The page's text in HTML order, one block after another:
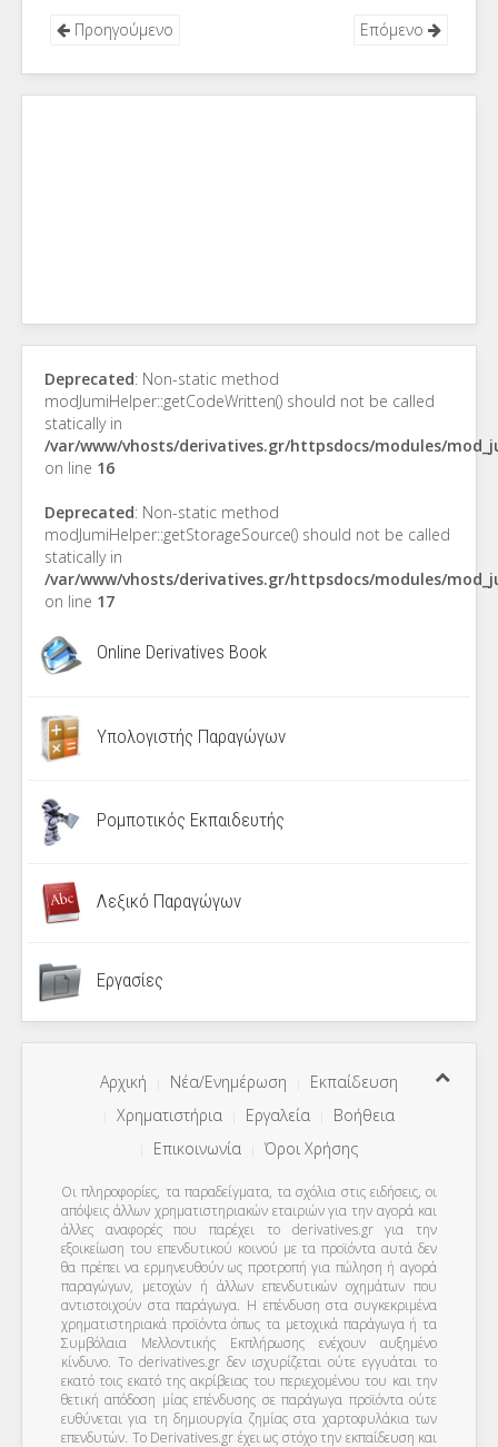
Προηγούμενο Επόμενο
Deprecated: Non-static method
modJumiHelper::getCodeWritten() should not be called
statically in
/var/www/vhosts/derivatives.gr/httpsdocs/modules/
on line 16
Deprecated: Non-static method
modJumiHelper::getStorageSource() should not be called
statically in
/var/www/vhosts/derivatives.gr/httpsdocs/modules/
on line 17
Online Derivatives Book
Υπολογιστής Παραγώγων
Ρομποτικός Εκπαιδευτής
Λεξικό Παραγώγων
Εργασίες
Αρχική Νέα/Ενημέρωση
Εκπαίδευση
Χρηματιστήρια
Εργαλεία
Βοήθεια
Επικοινωνία
Όροι Χρήσης
Οι πληροφορίες, τα παραδείγματα, τα σχόλια στις ειδήσεις, οι
απόψεις άλλων χρηματιστηριακών εταιριών για την αγορά και
άλλες αναφορές που παρέχει το derivatives.gr για την
εξοικείωση του επενδυτικού κοινού με τα προϊόντα αυτά δεν
θα πρέπει να ερμηνευθούν ως προτροπή για πώληση ή αγορά
παραγώγων, μετοχών ή άλλων επενδυτικών οχημάτων που
αντιστοιχούν στα παράγωγα. Η επένδυση στα συγκεκριμένα
χρηματιστηριακά προϊόντα όπως τα μετοχικά παράγωγα ή τα
Συμβόλαια Μελλοντικής Εκπλήρωσης ενέχουν αυξημένο
κίνδυνο. Το derivatives.gr δεν ισχυρίζεται ούτε εγγυάται το
εκατό τοις εκατό της ακρίβειας του περιεχομένου του και την
θετική απόδοση μίας επένδυσης σε παράγωγα προϊόντα ούτε
ευθύνεται για τη δημιουργία ζημίας στα χαρτοφυλάκια των
επενδυτών. To Derivatives.gr έχει ως στόχο την εκπαίδευση και